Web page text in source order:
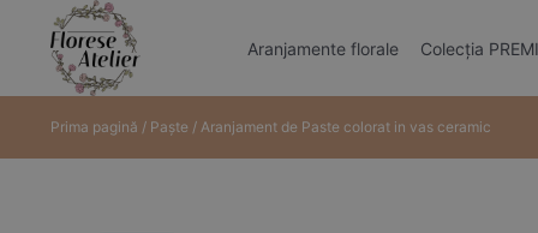
Aranjamente florale Colecția
Prima pagină / Paște / Aranjament de Paste colorat in vas ceramic